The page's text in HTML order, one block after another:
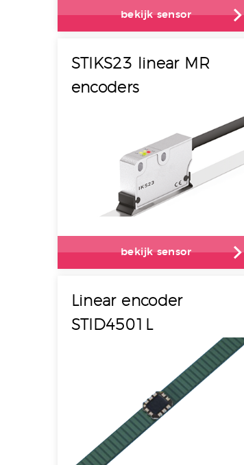
bekijk sensor
STIKS23 linear MR
encoders
bekijk sensor
Linear encoder
STID4501L